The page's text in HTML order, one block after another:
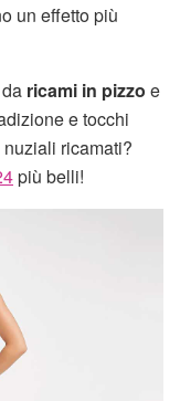
un effetto più
ricami in pizzo e
e tocchi
ricamati?
più belli!